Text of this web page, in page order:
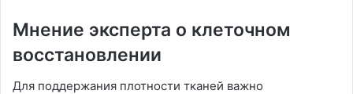
Мнение эксперта о клеточном
восстановлении
Для поддержания плотности тканей важно